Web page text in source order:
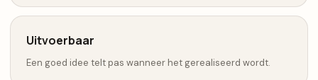
Uitvoerbaar
Een goed idee telt pas wanneer het gerealiseerd wordt.